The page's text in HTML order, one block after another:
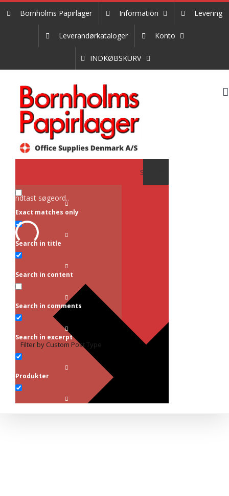
Bornholms Papirlager Information Levering
Leverandørkataloger Konto
INDKØBSKURV
Search
Exact matches only
Search in title
Search in content
Search in comments
Search in excerpt
Filter by Custom Post Type
Produkter